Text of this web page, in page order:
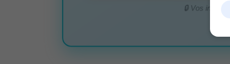
🔒 Vos